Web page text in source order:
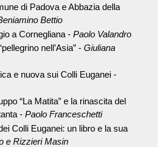
di Padova e Abbazia della
Bettio
a Cornegliana -Paolo Valandro
nell’Asia” -Giuliana
e nuova sui Colli Euganei -
“La Matita” e la rinascita del
-Paolo Franceschetti
Colli Euganei: un libro e la sua
e Rizzieri Masin